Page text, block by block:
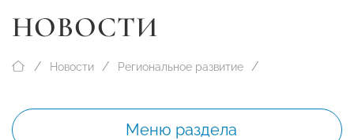
НОВОСТИ
Новости Региональное развитие
Меню раздела